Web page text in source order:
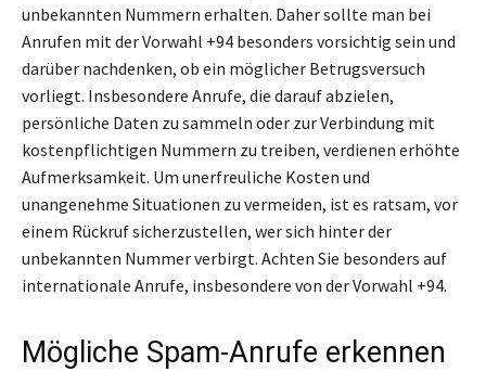
unbekannten Nummern erhalten. Daher sollte man bei
Anrufen mit der Vorwahl +94 besonders vorsichtig sein und
darüber nachdenken, ob ein möglicher Betrugsversuch
vorliegt. Insbesondere Anrufe, die darauf abzielen,
persönliche Daten zu sammeln oder zur Verbindung mit
kostenpflichtigen Nummern zu treiben, verdienen erhöhte
Aufmerksamkeit. Um unerfreuliche Kosten und
unangenehme Situationen zu vermeiden, ist es ratsam, vor
einem Rückruf sicherzustellen, wer sich hinter der
unbekannten Nummer verbirgt. Achten Sie besonders auf
internationale Anrufe, insbesondere von der Vorwahl +94.
Mögliche Spam-Anrufe erkennen